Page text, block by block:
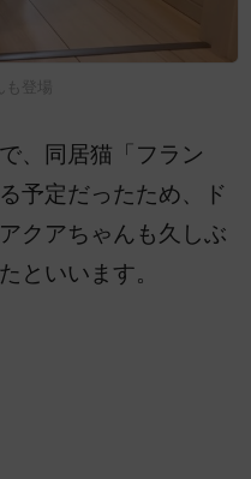
登場
、同居猫「フラン
予定だったため、ド
クアちゃんも久しぶ
といいます。